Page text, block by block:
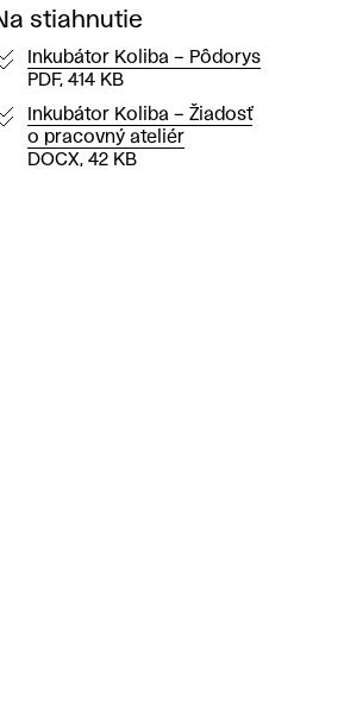
stiahnutie
Inkubátor Koliba – Pôdorys
PDF, 414 KB
Inkubátor Koliba – Žiadosť
o pracovný ateliér
DOCX, 42 KB